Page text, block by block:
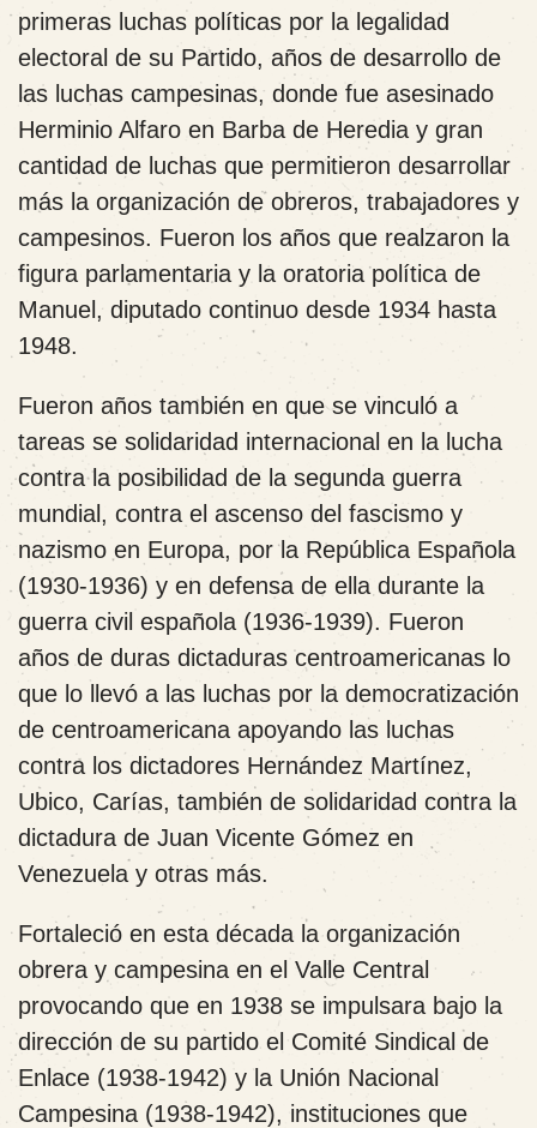
primeras luchas políticas por la legalidad
electoral de su Partido, años de desarrollo de
las luchas campesinas, donde fue asesinado
Herminio Alfaro en Barba de Heredia y gran
cantidad de luchas que permitieron desarrollar
más la organización de obreros, trabajadores y
campesinos. Fueron los años que realzaron la
figura parlamentaria y la oratoria política de
Manuel, diputado continuo desde 1934 hasta
1948.
Fueron años también en que se vinculó a
tareas se solidaridad internacional en la lucha
contra la posibilidad de la segunda guerra
mundial, contra el ascenso del fascismo y
nazismo en Europa, por la República Española
(1930-1936) y en defensa de ella durante la
guerra civil española (1936-1939). Fueron
años de duras dictaduras centroamericanas lo
que lo llevó a las luchas por la democratización
de centroamericana apoyando las luchas
contra los dictadores Hernández Martínez,
Ubico, Carías, también de solidaridad contra la
dictadura de Juan Vicente Gómez en
Venezuela y otras más.
Fortaleció en esta década la organización
obrera y campesina en el Valle Central
provocando que en 1938 se impulsara bajo la
dirección de su partido el Comité Sindical de
Enlace (1938-1942) y la Unión Nacional
Campesina (1938-1942), instituciones que